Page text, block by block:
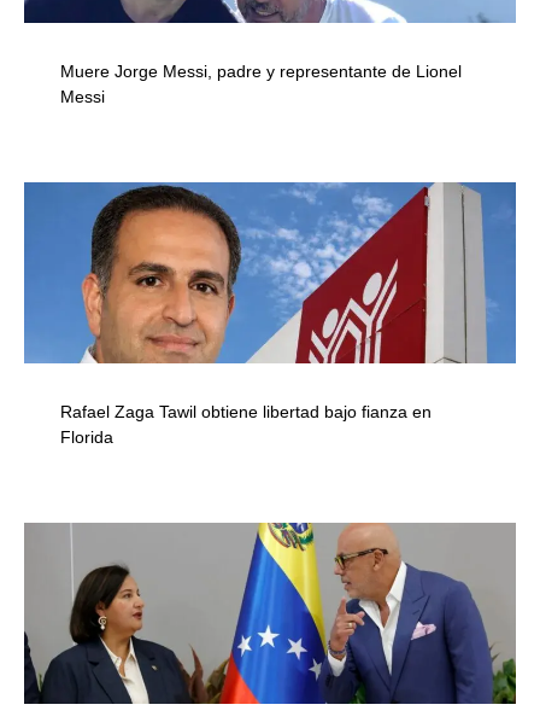
Muere Jorge Messi, padre y representante de Lionel
Messi
Rafael Zaga Tawil obtiene libertad bajo fianza en
Florida